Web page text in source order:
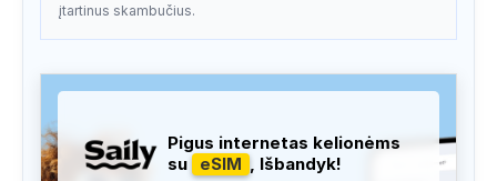
įtartinus skambučius.
Pigus internetas kelionėms
su
eSIM , Išbandyk!